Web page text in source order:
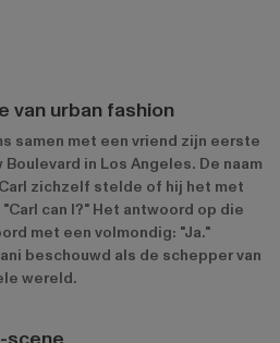
van urban fashion
samen met een vriend zijn eerste
in Los Angeles. De naam
zichzelf stelde of hij het met
can I?" Het antwoord op die
met een volmondig: "Ja."
beschouwd als de schepper van
wereld.